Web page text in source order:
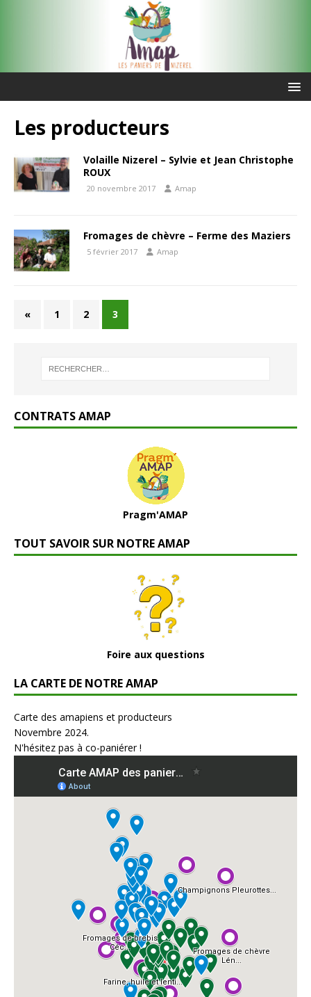
Les producteurs
Volaille Nizerel – Sylvie et Jean Christophe
ROUX
20 novembre 2017 Amap
Fromages de chèvre – Ferme des Maziers
5 février 2017 Amap
« 1 2 3
CONTRATS AMAP
Pragm'AMAP
TOUT SAVOIR SUR NOTRE AMAP
Foire aux questions
LA CARTE DE NOTRE AMAP
Carte des amapiens et producteurs
Novembre 2024.
N'hésitez pas à co-paniérer !